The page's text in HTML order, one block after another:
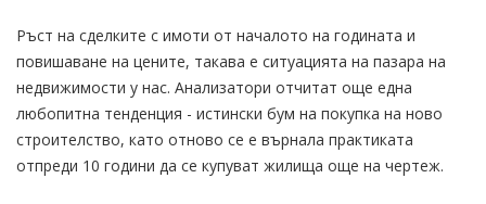
Ръст на сделките с имоти от началото на годината и
повишаване на цените, такава е ситуацията на пазара на
недвижимости у нас. Анализатори отчитат още една
любопитна тенденция - истински бум на покупка на ново
строителство, като отново се е върнала практиката
отпреди 10 години да се купуват жилища още на чертеж.